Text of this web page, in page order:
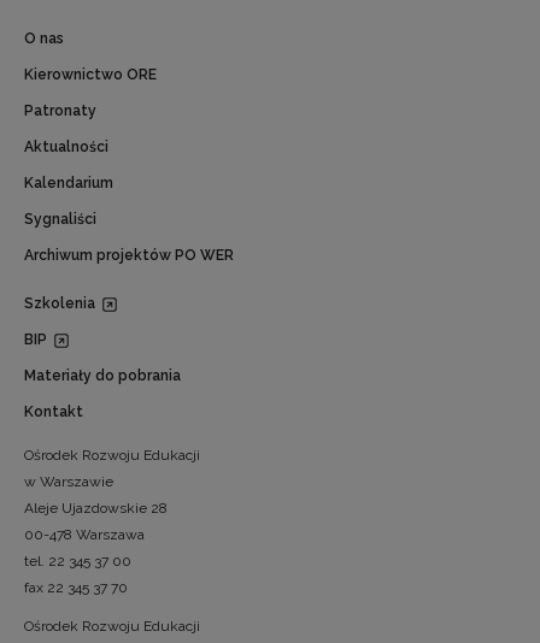
O nas
Kierownictwo ORE
Patronaty
Aktualności
Kalendarium
Sygnaliści
Archiwum projektów PO WER
Szkolenia
BIP
Materiały do pobrania
Kontakt
Ośrodek Rozwoju Edukacji
w Warszawie
Aleje Ujazdowskie 28
00-478 Warszawa
tel. 22 345 37 00
fax 22 345 37 70
Ośrodek Rozwoju Edukacji